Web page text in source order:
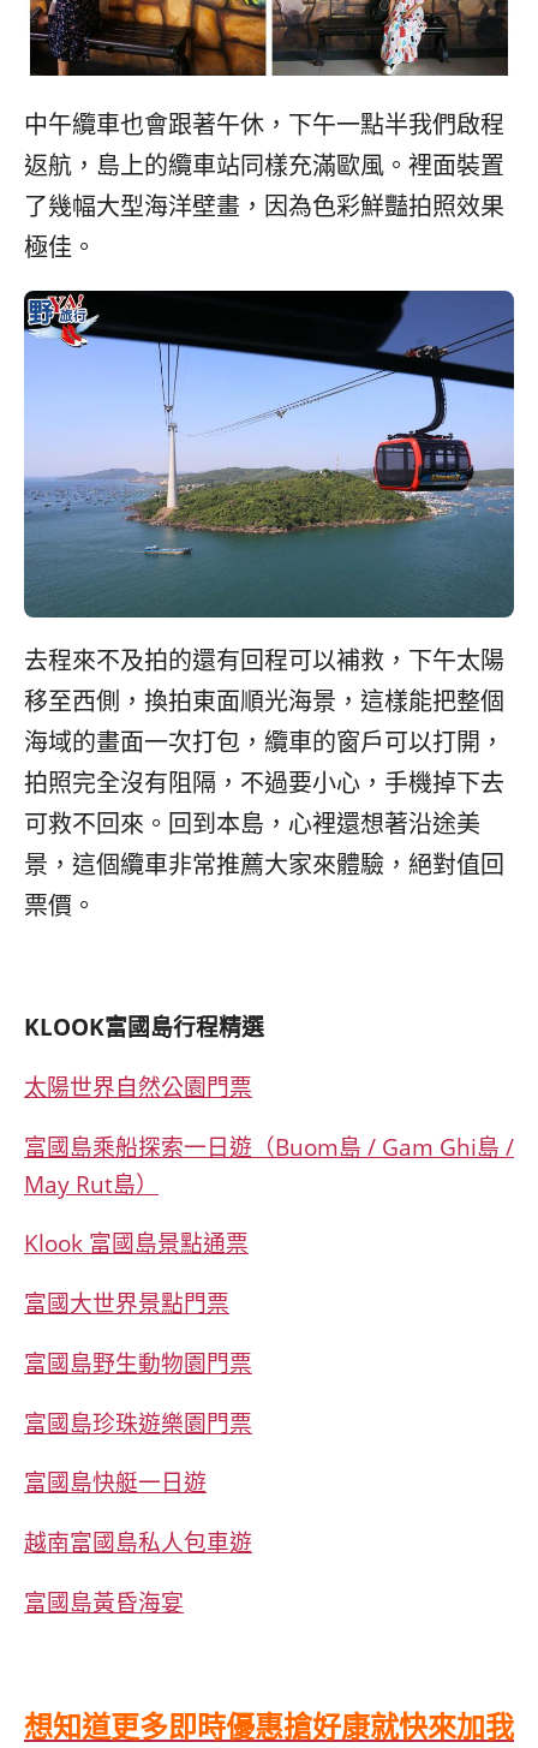
中午纜車也會跟著午休，下午一點半我們啟程
返航，島上的纜車站同樣充滿歐風。裡面裝置
了幾幅大型海洋壁畫，因為色彩鮮豔拍照效果
極佳。
去程來不及拍的還有回程可以補救，下午太陽
移至西側，換拍東面順光海景，這樣能把整個
海域的畫面一次打包，纜車的窗戶可以打開，
拍照完全沒有阻隔，不過要小心，手機掉下去
可救不回來。回到本島，心裡還想著沿途美
景，這個纜車非常推薦大家來體驗，絕對值回
票價。
KLOOK富國島行程精選
太陽世界自然公園門票
富國島乘船探索一日遊（Buom島 / Gam Ghi島 /
May Rut島）
Klook 富國島景點通票
富國大世界景點門票
富國島野生動物園門票
富國島珍珠遊樂園門票
富國島快艇一日遊
越南富國島私人包車遊
富國島黃昏海宴
想知道更多即時優惠搶好康就快來加我